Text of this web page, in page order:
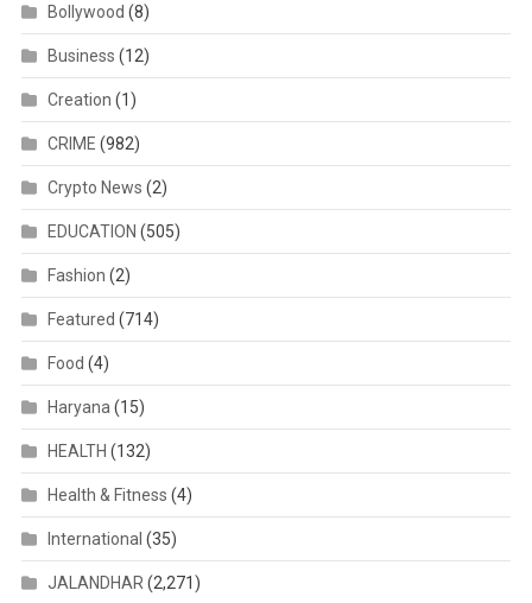
Bollywood (8)
Business (12)
Creation (1)
CRIME (982)
Crypto News (2)
EDUCATION (505)
Fashion (2)
Featured (714)
Food (4)
Haryana (15)
HEALTH (132)
Health & Fitness (4)
International (35)
JALANDHAR (2,271)